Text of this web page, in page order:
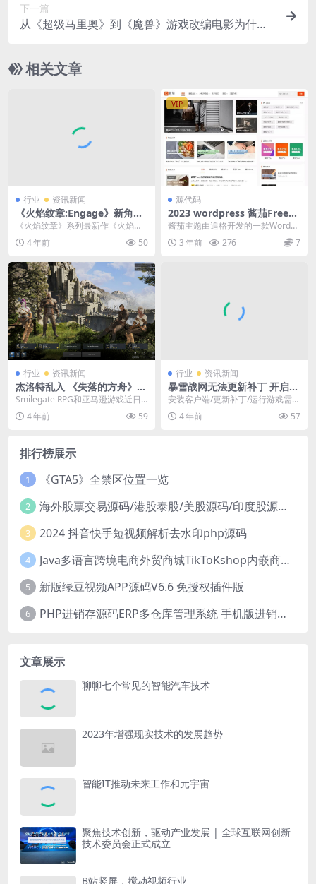
下一篇
从《超级马里奥》到《魔兽》游戏改编电影为什么
相关文章
行业 资讯新闻
《火焰纹章:Engage》新角色
介绍 心地善良的王城骑士
《火焰纹章》系列最新作《火焰纹
章：Engage(Fire Emblem Enga...
4 年前 50
VIP
源代码
2023 wordpress 酱茄Free主
题模板
酱茄主题由追格开发的一款WordPr
ess主题，主题专为WordPress博
客、...3 年前 276 7
行业 资讯新闻
杰洛特乱入 《失落的方舟》联
动《巫师》活动开启
Smilegate RPG和亚马逊游戏近日
发布《失落的方舟》联动《巫师》
升级档（...
4 年前 59
行业 资讯新闻
暴雪战网无法更新补丁 开启Se
condary Logon服务解决
安装客户端/更新补丁/运行游戏需要
开启Windows的Secondary Log...
4 年前 57
排行榜展示
1 《GTA5》全禁区位置一览
2 海外股票交易源码/港股泰股/美股源码/印度股源码/马拉西亚股票源码/国际股票配资
3 2024 抖音快手短视频解析去水印php源码
4 Java多语言跨境电商外贸商城TikToKshop内嵌商城I商家入驻I一键铺
5 新版绿豆视频APP源码V6.6 免授权插件版
6 PHP进销存源码ERP多仓库管理系统 手机版进销存 php网络版进销存小程序
文章展示
聊聊七个常见的智能汽车技术
2023年增强现实技术的发展趋势
智能IT推动未来工作和元宇宙
聚焦技术创新，驱动产业发展 | 全球互联网创新
技术委员会正式成立
B站竖屏，搅动视频行业